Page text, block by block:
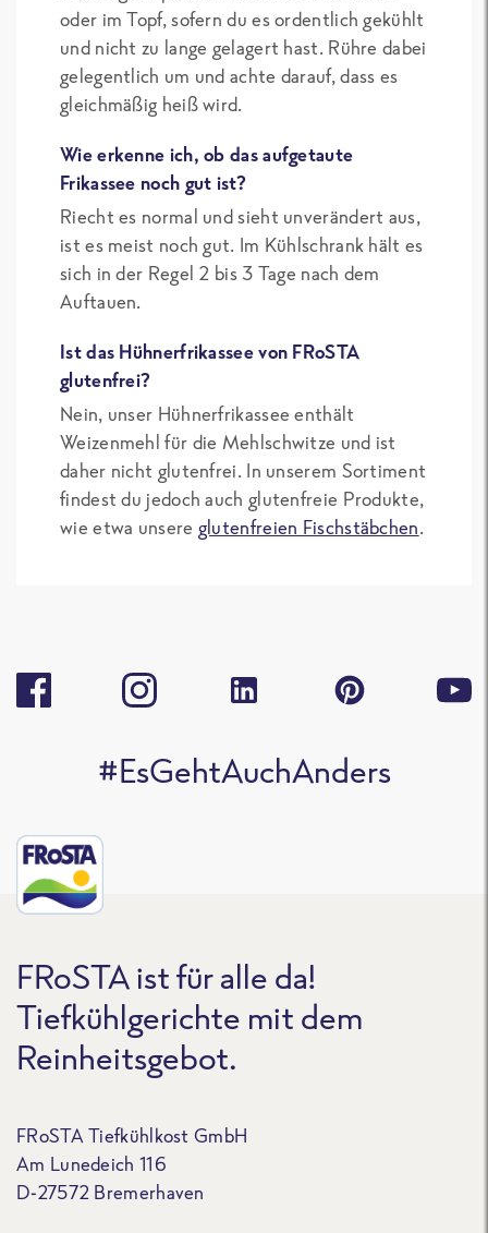
oder im Topf, sofern du es ordentlich gekühlt
und nicht zu lange gelagert hast. Rühre dabei
gelegentlich um und achte darauf, dass es
gleichmäßig heiß wird.
Wie erkenne ich, ob das aufgetaute
Frikassee noch gut ist?
Riecht es normal und sieht unverändert aus,
ist es meist noch gut. Im Kühlschrank hält es
sich in der Regel 2 bis 3 Tage nach dem
Auftauen.
Ist das Hühnerfrikassee von FRoSTA
glutenfrei?
Nein, unser Hühnerfrikassee enthält
Weizenmehl für die Mehlschwitze und ist
daher nicht glutenfrei. In unserem Sortiment
findest du jedoch auch glutenfreie Produkte,
wie etwa unsere glutenfreien Fischstäbchen.
#EsGehtAuchAnders
FRoSTA ist für alle da!
Tiefkühlgerichte mit dem
Reinheitsgebot.
FRoSTA Tiefkühlkost GmbH
Am Lunedeich 116
D-27572 Bremerhaven